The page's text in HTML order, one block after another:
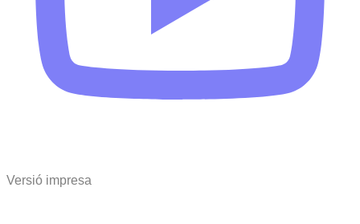
Versió impresa